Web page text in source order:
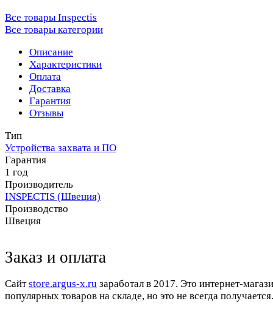
Все товары Inspectis
Все товары категории
Описание
Характеристики
Оплата
Доставка
Гарантия
Отзывы
Тип
Устройства захвата и ПО
Гарантия
1 год
Производитель
INSPECTIS (Швеция)
Производство
Швеция
Заказ и оплата
Cайтstore.argus-x.ru заработал в 2017. Это интернет-
популярных товаров на складе, но это не всегда